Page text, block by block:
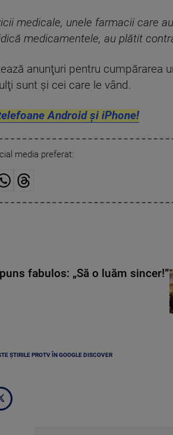
medicale, unele farmacii care
medicamentele, au plătit
anunţuri pentru cumpărarea
sunt şi cei care le vând.
Android și iPhone!
media preferat:
fabulos: „Să o luăm sincer!”
ȘTIRILE PROTV ÎN GOOGLE DISCOVER